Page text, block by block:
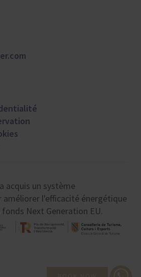
acquis un système
améliorer l'efficacité énergétique
Next Generation EU.